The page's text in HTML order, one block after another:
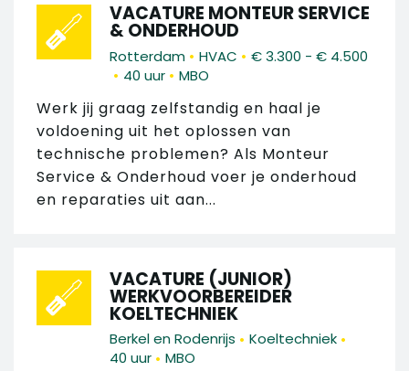
VACATURE MONTEUR SERVICE
& ONDERHOUD
Rotterdam • HVAC • € 3.300 - € 4.500
• 40 uur • MBO
Werk jij graag zelfstandig en haal je
voldoening uit het oplossen van
technische problemen? Als Monteur
Service & Onderhoud voer je onderhoud
en reparaties uit aan...
VACATURE (JUNIOR)
WERKVOORBEREIDER
KOELTECHNIEK
Berkel en Rodenrijs • Koeltechniek •
40 uur • MBO